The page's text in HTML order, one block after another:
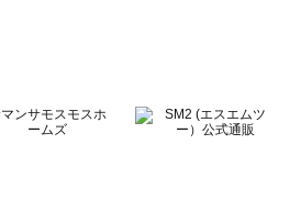
のトップス一覧
ス一覧